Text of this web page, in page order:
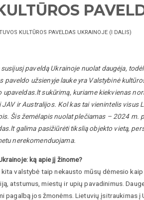
KULTŪROS PAVELDAS UKRAINOJE (I DALIS)
paveldą Ukrainoje nuolat daugėja,
paveldo užsienyje lauke yra Valstybinė
upaveldas.lt sukūrimą, kuriame kiekvienas
JAV ir Australijos. Kol kas tai vienintelis
Šis žemėlapis nuolat plečiamas – 2024 m.
galima pasižiūrėti tikslią objekto vietą,
nerekomenduojama.
ką apie jį žinome?
valstybė taip nekausto mūsų dėmesio
atstumus, miestų ir upių pavadinimus.
pagalbą jos žmonėms. Lietuvių įsitraukimas